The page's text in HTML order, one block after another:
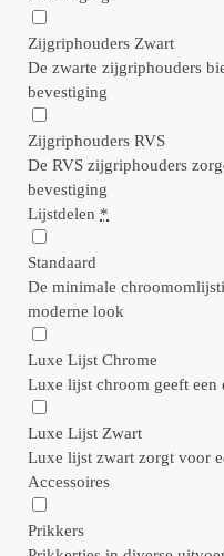
Zijgriphouders Zwart
De zwarte zijgriphouders
bevestiging
Zijgriphouders RVS
De RVS zijgriphouders
bevestiging
Lijstdelen *
Standaard
De minimale
moderne look
Luxe Lijst Chrome
Luxe lijst chroom geeft een
Luxe Lijst Zwart
Luxe lijst zwart zorgt voor
Accessoires
Prikkers